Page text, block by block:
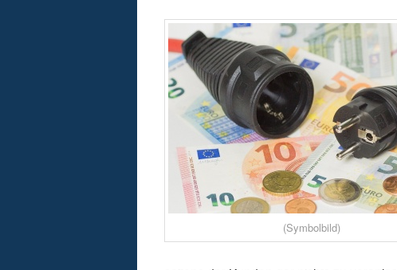
(Symbolbild)